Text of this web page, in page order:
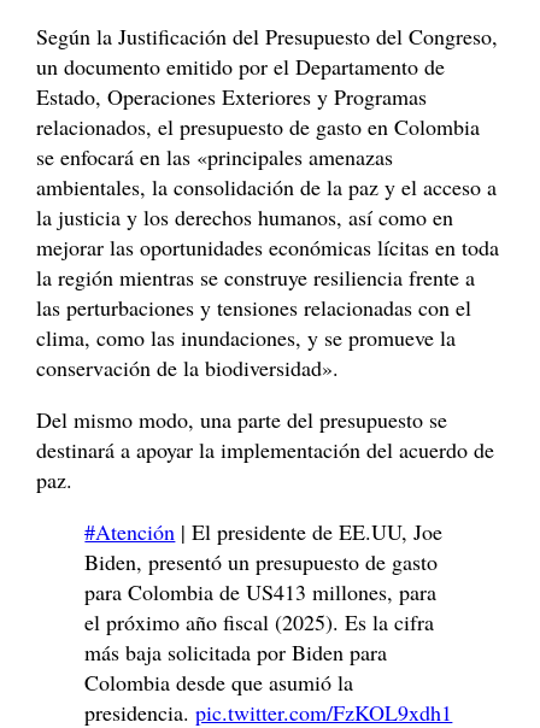
Según la Justificación del Presupuesto del Congreso,
un documento emitido por el Departamento de
Estado, Operaciones Exteriores y Programas
relacionados, el presupuesto de gasto en Colombia
se enfocará en las «principales amenazas
ambientales, la consolidación de la paz y el acceso a
la justicia y los derechos humanos, así como en
mejorar las oportunidades económicas lícitas en toda
la región mientras se construye resiliencia frente a
las perturbaciones y tensiones relacionadas con el
clima, como las inundaciones, y se promueve la
conservación de la biodiversidad».
Del mismo modo, una parte del presupuesto se
destinará a apoyar la implementación del acuerdo de
paz.
#Atención | El presidente de EE.UU, Joe
Biden, presentó un presupuesto de gasto
para Colombia de US413 millones, para
el próximo año fiscal (2025). Es la cifra
más baja solicitada por Biden para
Colombia desde que asumió la
presidencia.pic.twitter.com/FzKOL9xdh1